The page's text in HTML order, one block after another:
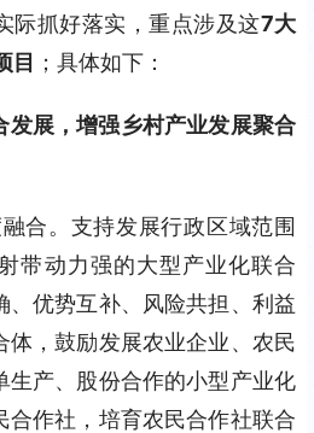
际抓好落实，重点涉及这7大
目
；具体如下：
发展，增强乡村产业发展聚合
合。支持发展行政区域范围
带动力强的大型产业化联合
、优势互补、风险共担、利益
体，鼓励发展农业企业、农民
生产、股份合作的小型产业化
合作社，培育农民合作社联合